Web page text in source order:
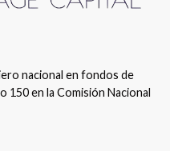
nacional en fondos de
150 en la Comisión Nacional